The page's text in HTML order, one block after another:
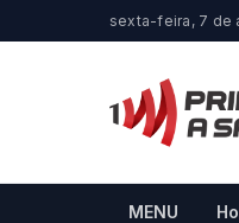
sexta-feira, 7 de
MENU